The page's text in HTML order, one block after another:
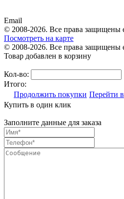
Email
© 2008-2026. Все права защищены
Посмотреть на карте
© 2008-2026. Все права защищены
Товар добавлен в корзину
Кол-во:
Итого:
Продолжить покупки Перейти
Купить в один клик
Заполните данные для заказа